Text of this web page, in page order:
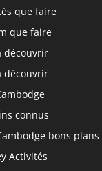
que faire
que faire
découvrir
découvrir
connus
bons plans
Activités